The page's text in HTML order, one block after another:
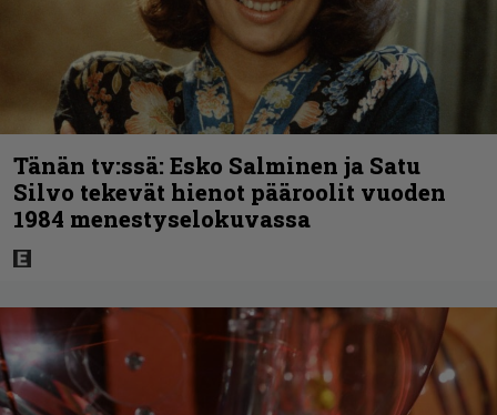
Tänän tv:ssä: Esko Salminen ja Satu
Silvo tekevät hienot pääroolit vuoden
1984 menestyselokuvassa